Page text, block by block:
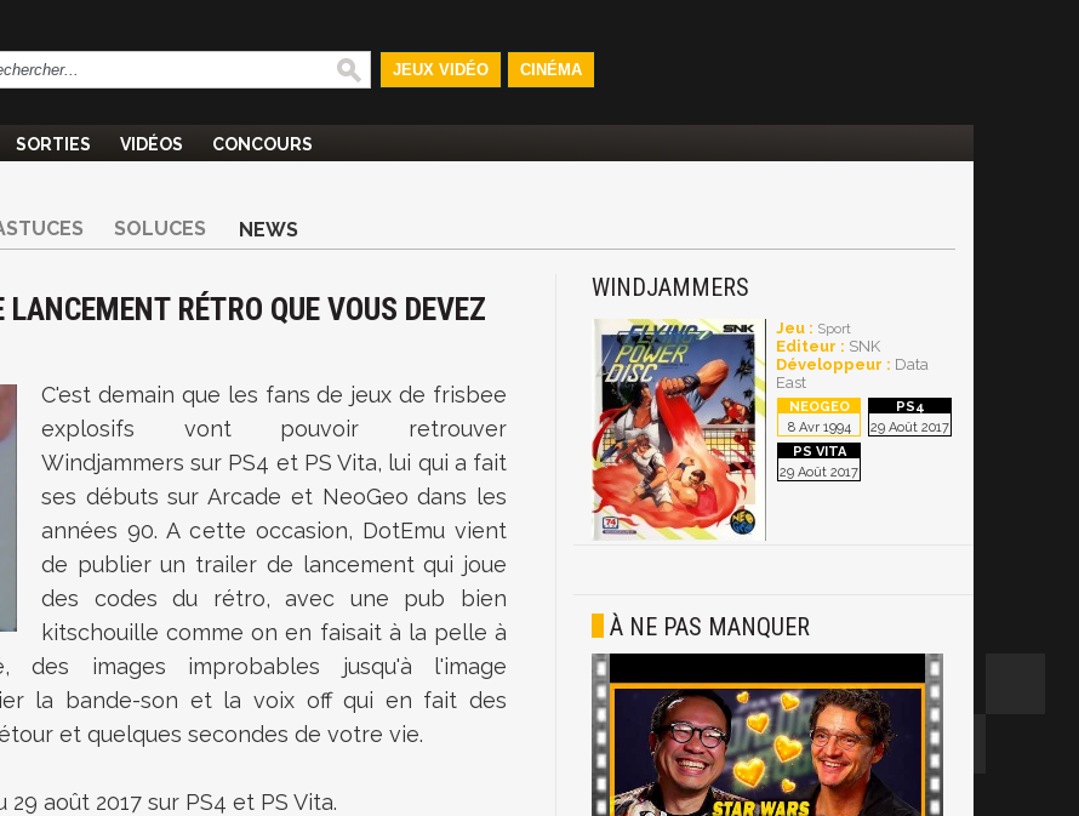
JEUX VIDÉO CINÉMA
SORTIES VIDÉOS CONCOURS
SOLUCES NEWS
RÉTRO QUE VOUS DEVEZ
C'est demain que les fans de jeux de frisbee
explosifs vont pouvoir retrouver
Windjammers sur PS4 et PS Vita, lui qui a fait
ses débuts sur Arcade et NeoGeo dans les
années 90. A cette occasion, DotEmu vient
de publier un trailer de lancement qui joue
des codes du rétro, avec une pub bien
kitschouille comme on en faisait à la pelle à
images improbables jusqu'à l'image
la bande-son et la voix off qui en fait des
et quelques secondes de votre vie.
août 2017 sur PS4 et PS Vita.
WINDJAMMERS
Jeu : Sport
Editeur : SNK
Développeur : Data
East
8 Avr 1994 29 Août 2017
29 Août 2017
À NE PAS MANQUER